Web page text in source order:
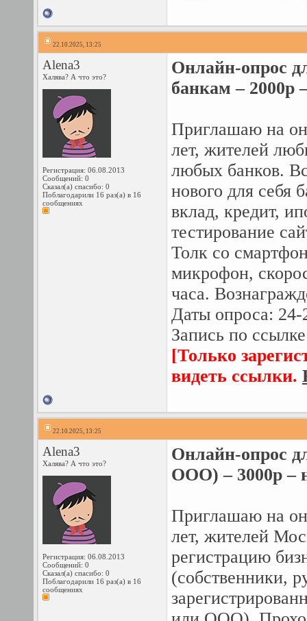
22.10.2025, 13:25
Alena3
Халява? А что это?
Регистрация: 06.08.2013
Сообщений: 0
Сказал(а) спасибо: 0
Поблагодарили 16 раз(а) в 16
сообщениях
Онлайн-опрос
банкам – 2000р
Приглашаю на
лет, жителей
любых банков.
нового для себя
вклад, кредит,
тестирование
Толк со
микрофон,
часа.
Даты опроса: 24-
Запись по
[Только
видеть ссылки.
22.10.2025, 13:25
Alena3
Халява? А что это?
Регистрация: 06.08.2013
Сообщений: 0
Сказал(а) спасибо: 0
Поблагодарили 16 раз(а) в 16
сообщениях
Онлайн-опрос
ООО) – 3000р –
Приглашаю на
лет, жителей
регистрацию
(собственники,